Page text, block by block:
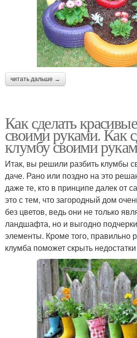
читать дальше →
Как сделать
своими руками. Как
клумбу своими
Итак, вы решили разбить клумбы
даче. Рано или поздно на это
даже те, кто в принципе далек от
это с тем, что загородный дом
без цветов, ведь они не только
ландшафта, но и выгодно
элементы. Кроме того, правильно
клумба поможет скрыть недостатки